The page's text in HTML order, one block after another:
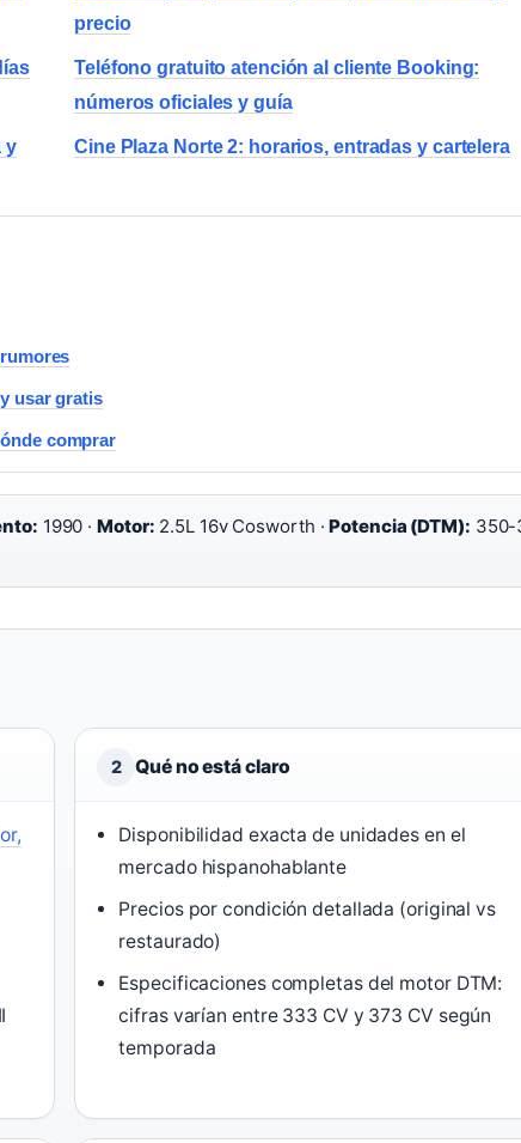
precio
Teléfono gratuito atención al cliente Booking:
números oficiales y guía
y
Cine Plaza Norte 2: horarios, entradas y cartelera
usar gratis
comprar
1990 ·Motor: 2.5L 16v Cosworth ·Potencia (DTM): 350-
2 Qué no está claro
Disponibilidad exacta de unidades en el
mercado hispanohablante
Precios por condición detallada (original vs
restaurado)
Especificaciones completas del motor DTM:
cifras varían entre 333 CV y 373 CV según
temporada